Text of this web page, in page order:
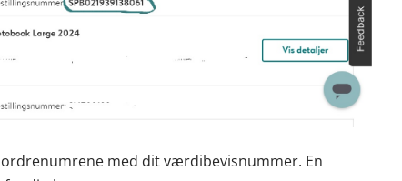
med dit værdibevisnummer. En